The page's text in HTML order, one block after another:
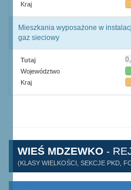
Kraj
Mieszkania wyposażone w
gaz sieciowy
Tutaj
Województwo
Kraj
WIEŚ MDZEWKO -
(KLASY WIELKOŚCI, SEKCJE PKD,